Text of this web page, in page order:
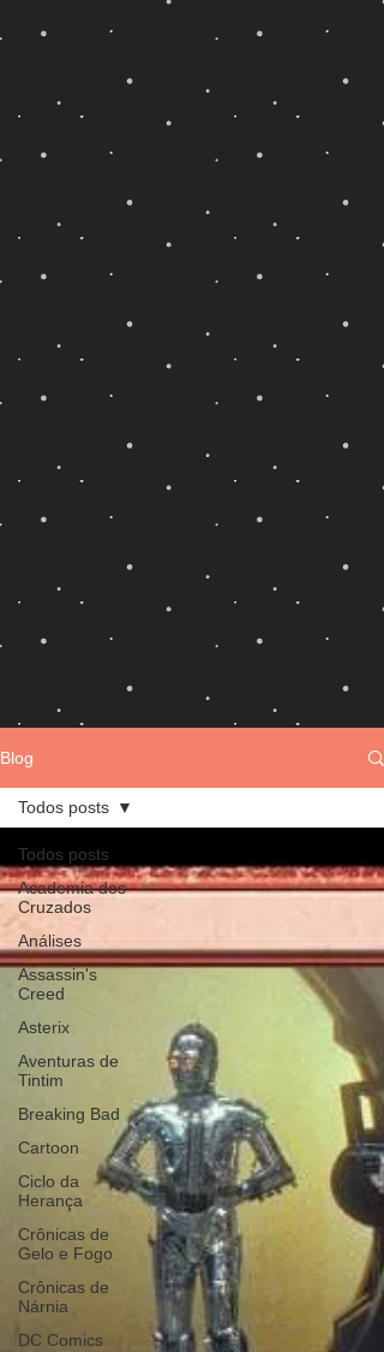
Blog
Todos posts
Academia dos
Cruzados
Análises
Assassin's
Creed
Asterix
Aventuras de
Tintim
Breaking Bad
Cartoon
Ciclo da
Herança
Crônicas de
Gelo e Fogo
Crônicas de
Nárnia
DC Comics
Todos posts